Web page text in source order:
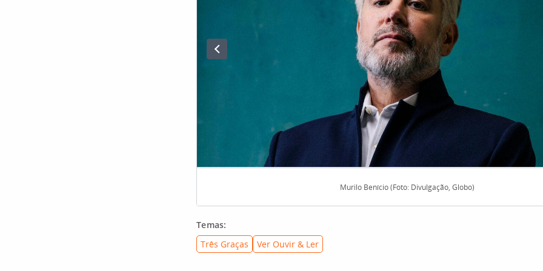
Murilo Benício (Foto: Divulgação, Globo)
Temas:
Três Graças
Ver Ouvir & Ler